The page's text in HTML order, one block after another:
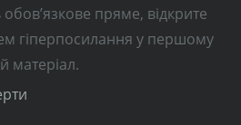
пряме, відкрите
гіперпосилання у першому
матеріал.